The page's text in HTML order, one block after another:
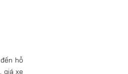
hỗ
giá xe